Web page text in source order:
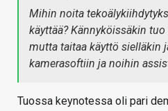
Mihin noita
käyttää? Kännyköissäkin
mutta taitaa käyttö sielläkin
kamerasoftiin ja noihin
Tuossa keynotessa oli pari